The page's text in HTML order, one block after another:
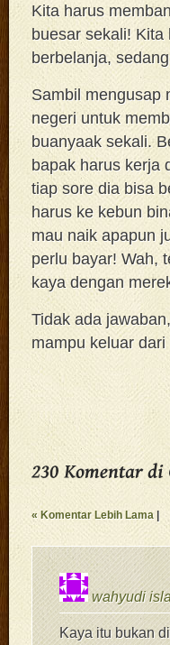
Kita harus
buesar sekali!
berbelanja,
Sambil mengusap
negeri untuk
buanyaak sekali.
bapak harus kerja
tiap sore dia bisa
harus ke kebun
mau naik apapun
perlu bayar! Wah,
kaya dengan
Tidak ada jawaban,
mampu keluar
« Komentar Lebih Lama |
wahyudi
Kaya itu bukan